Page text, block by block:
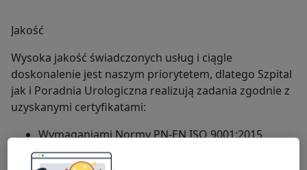
Jakość
Wysoka jakość świadczonych usług i ciągle
doskonalenie jest naszym priorytetem, dlatego Szpital
jak i Poradnia Urologiczna realizują zadania zgodnie z
uzyskanymi certyfikatami:
Wymaganiami Normy PN-EN ISO 9001:2015
Wymaganiami Normy ISO 27001:2013